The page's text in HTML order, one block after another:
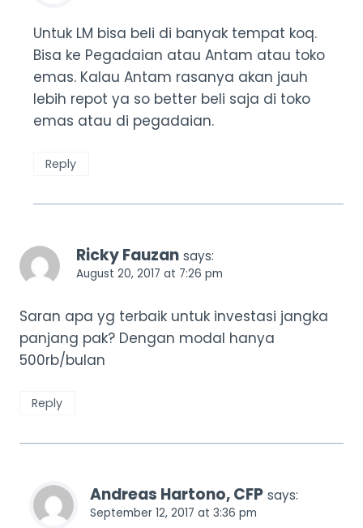
Untuk LM bisa beli di banyak tempat koq.
Bisa ke Pegadaian atau Antam atau toko
emas. Kalau Antam rasanya akan jauh
lebih repot ya so better beli saja di toko
emas atau di pegadaian.
Reply
Ricky Fauzan says:
August 20, 2017 at 7:26 pm
Saran apa yg terbaik untuk investasi jangka
panjang pak? Dengan modal hanya
500rb/bulan
Reply
Andreas Hartono, CFP says:
September 12, 2017 at 3:36 pm